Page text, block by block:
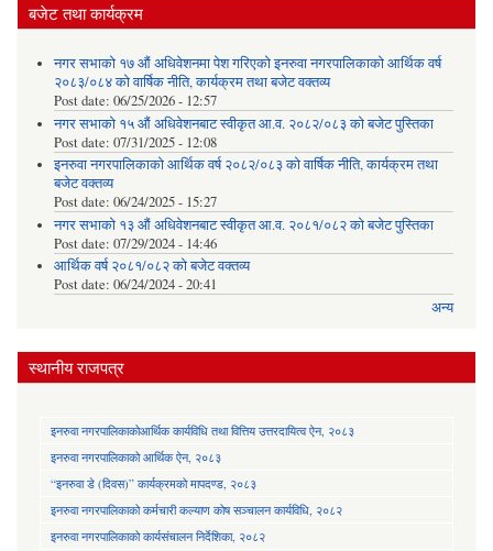
बजेट तथा कार्यक्रम
नगर सभाको १७ औं अधिवेशनमा पेश गरिएको इनरुवा नगरपालिकाको आर्थिक वर्ष
२०८३/०८४ को वार्षिक नीति, कार्यक्रम तथा बजेट वक्तव्य
Post date: 06/25/2026 - 12:57
नगर सभाको १५ औं अधिवेशनबाट स्वीकृत आ.व. २०८२/०८३ को बजेट पुस्तिका
Post date: 07/31/2025 - 12:08
इनरुवा नगरपालिकाको आर्थिक वर्ष २०८२/०८३ को वार्षिक नीति, कार्यक्रम तथा
बजेट वक्तव्य
Post date: 06/24/2025 - 15:27
नगर सभाको १३ औं अधिवेशनबाट स्वीकृत आ.व. २०८१/०८२ को बजेट पुस्तिका
Post date: 07/29/2024 - 14:46
आर्थिक वर्ष २०८१/०८२ को बजेट वक्तव्य
Post date: 06/24/2024 - 20:41
अन्य
स्थानीय राजपत्र
इनरुवा नगरपालिकाकोआर्थिक कार्यविधि तथा वित्तिय उत्तरदायित्व ऐन, २०८३
इनरुवा नगरपालिकाको आर्थिक ऐन, २०८३
“इनरुवा डे (दिवस)” कार्यक्रमको मापदण्ड, २०८३
इनरुवा नगरपालिकाको कर्मचारी कल्याण कोष सञ्चालन कार्यविधि, २०८२
इनरुवा नगरपालिकाको कार्यसंचालन निर्देशिका, २०८२